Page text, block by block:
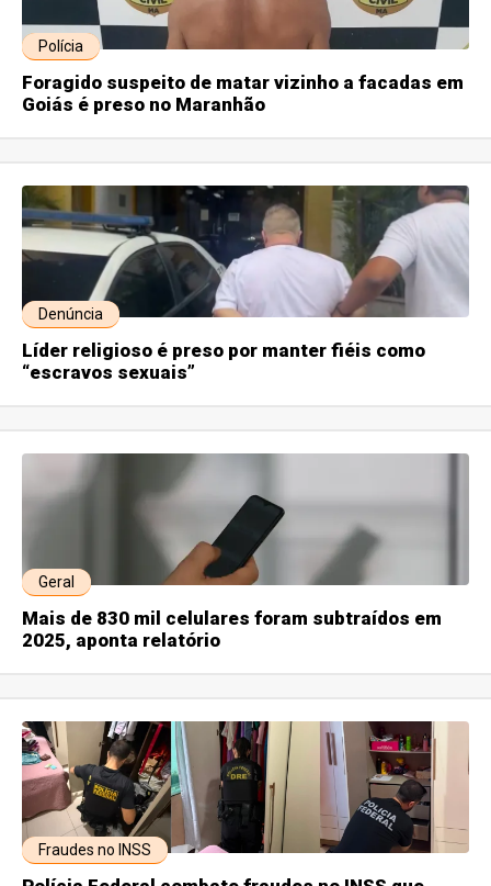
Polícia
Foragido suspeito de matar vizinho a facadas em
Goiás é preso no Maranhão
Denúncia
Líder religioso é preso por manter fiéis como
“escravos sexuais”
Geral
Mais de 830 mil celulares foram subtraídos em
2025, aponta relatório
Fraudes no INSS